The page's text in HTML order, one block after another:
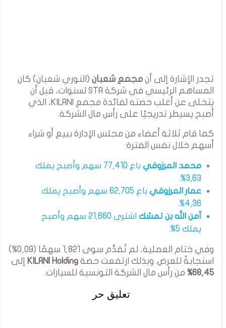
تجدر الإشارة إلى أن مجمع شعبان (النوري شعبان) كان
المساهم الرئيسي في شركة STA لسنوات، قبل أن
يتخلى عن أغلب حصته لفائدة مجمع KILANI، الذي
أصبح يسيطر تدريجيًا على رأس مال الشركة.
كما قام ثلاثة أعضاء من مجلس الإدارة ببيع أو شراء
أسهم خلال نفس الفترة:
محمد المرزوقي
باع 77,410 سهم وأصبح يملك
3,63%.
عمار المرزوقي
باع 62,705 سهم وأصبح يملك
4,36%.
آمن الله بن تمسّك
اشترى 21,660 سهم وأصبح
يملك 5%.
وفي ختام العملية، لم تُقدَّم سوى 1,821 سهمًا (0,09%)
استجابةً للعرض. وبذلك ارتفعت حصة KILANI Holding
إلى
68,45%
من رأس مال الشركة التونسية للسيارات.
تعليق حر